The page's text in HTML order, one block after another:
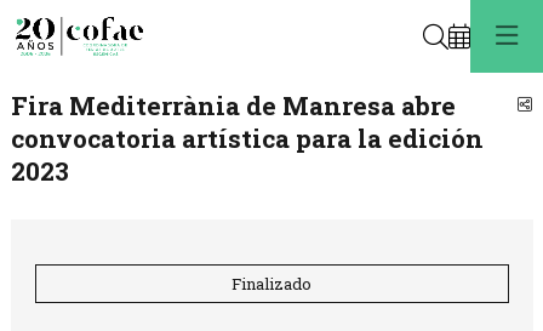
Buscar
Fira Mediterrània de Manresa abre
convocatoria artística para la edición
2023
Finalizado